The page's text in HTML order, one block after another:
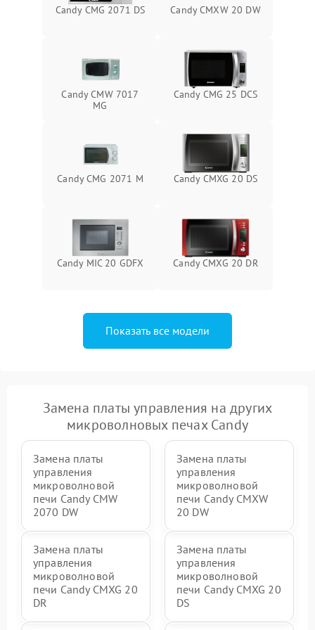
Candy CMG 2071 DS Candy CMXW 20 DW
Candy CMW 7017
MG
Candy CMG 25 DCS
Candy CMG 2071 M Candy CMXG 20 DS
Candy MIC 20 GDFX Candy CMXG 20 DR
Показать все модели
Замена платы управления на других
микроволновых печах Candy
Замена платы
управления
микроволновой
печи Candy CMW
2070 DW
Замена платы
управления
микроволновой
печи Candy CMXW
20 DW
Замена платы
управления
микроволновой
печи Candy CMXG 20
DR
Замена платы
управления
микроволновой
печи Candy CMXG 20
DS